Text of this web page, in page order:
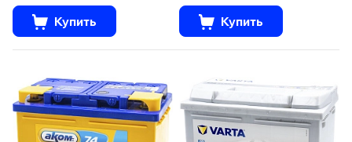
Купить Купить